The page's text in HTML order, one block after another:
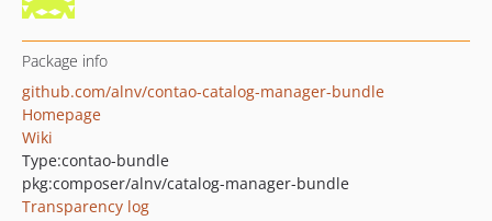
Package info
github.com/alnv/contao-catalog-manager-bundle
Homepage
Wiki
Type:contao-bundle
pkg:composer/alnv/catalog-manager-bundle
Transparency log